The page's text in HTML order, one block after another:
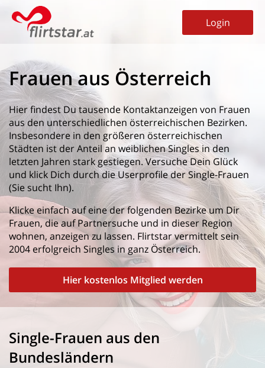
Login
Frauen aus Österreich
Hier findest Du tausende Kontaktanzeigen von Frauen
aus den unterschiedlichen österreichischen Bezirken.
Insbesondere in den größeren österreichischen
Städten ist der Anteil an weiblichen Singles in den
letzten Jahren stark gestiegen. Versuche Dein Glück
und klick Dich durch die Userprofile der Single-Frauen
(Sie sucht Ihn).
Klicke einfach auf eine der folgenden Bezirke um Dir
Frauen, die auf Partnersuche und in dieser Region
wohnen, anzeigen zu lassen. Flirtstar vermittelt sein
2004 erfolgreich Singles in ganz Österreich.
Hier kostenlos Mitglied werden
Single-Frauen aus den
Bundesländern